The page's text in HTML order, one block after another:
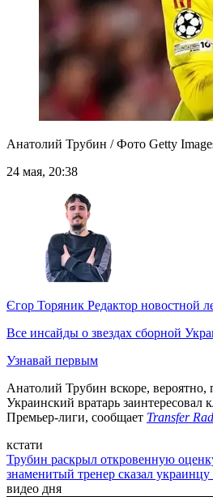
Анатолий Трубин / Фото Getty
24 мая, 20:38
Єгор Торяник Редактор новостной
Все инсайды о звездах сборной
Узнавай первым
Анатолий Трубин вскоре, вероятно,
Украинский вратарь заинтересовал
Премьер-лиги, сообщает Transfer
кстати
Трубин раскрыл откровенную
знаменитый тренер сказал
видео дня